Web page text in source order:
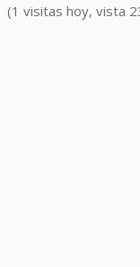
(1 visitas hoy, vista